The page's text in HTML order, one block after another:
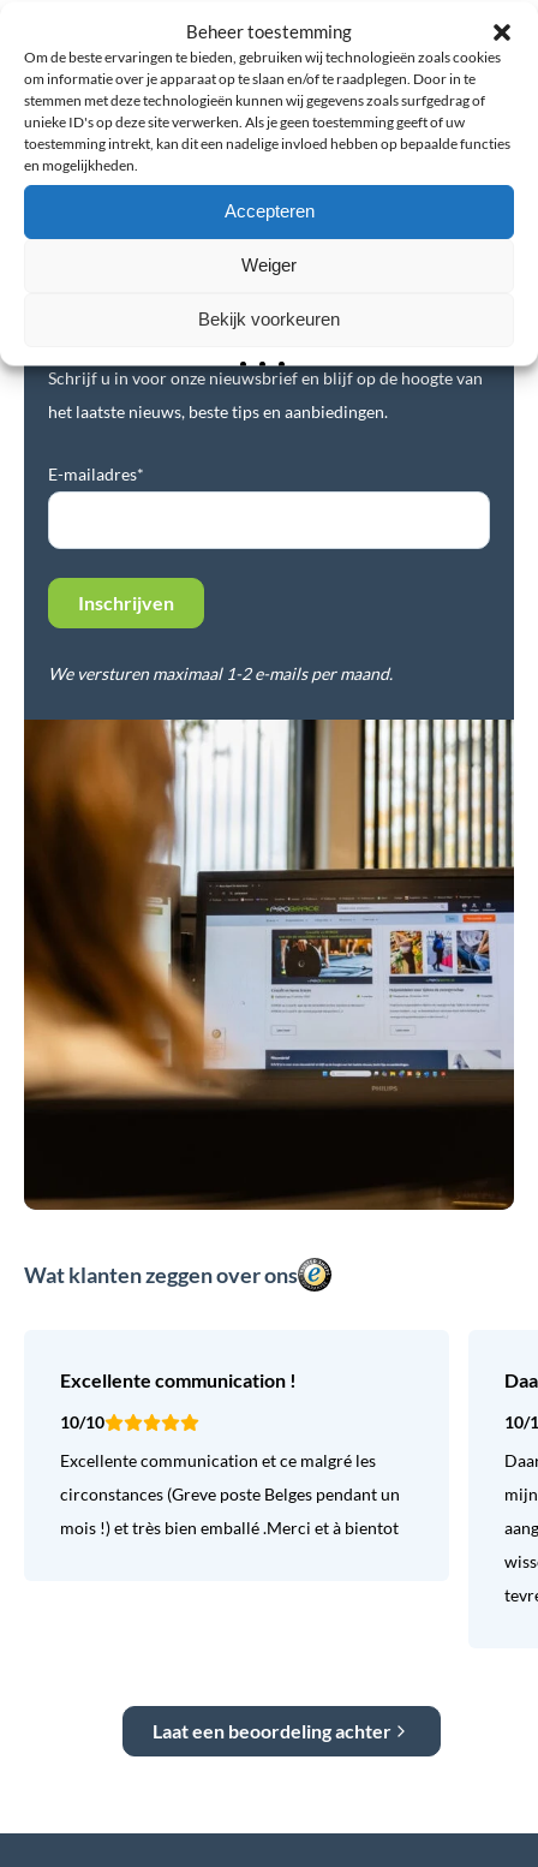
Beheer toestemming
Om de beste ervaringen te bieden, gebruiken wij technologieën zoals cookies
om informatie over je apparaat op te slaan en/of te raadplegen. Door in te
stemmen met deze technologieën kunnen wij gegevens zoals surfgedrag of
unieke ID's op deze site verwerken. Als je geen toestemming geeft of uw
toestemming intrekt, kan dit een nadelige invloed hebben op bepaalde functies
en mogelijkheden.
Accepteren
Weiger
Bekijk voorkeuren
vingerspalken kunt u makkelijk en snel online kopen op
www.probrace.nl. Twijfelt u over welke brace of spalk voor u de
beste is? Neem geheel vrijblijvend
contact op met een specialist
van ProBrace voor gratis advies. Dit kan viainfo@probrace.nlof
+31 (0)85 4011 911.
Schrijf u in voor onze nieuwsbrief en blijf op de hoogte van
het laatste nieuws, beste tips en aanbiedingen.
E-mailadres*
We versturen maximaal 1-2 e-mails per maand.
Wat klanten zeggen over ons
Excellente communication !
10/10
Excellente communication et ce malgré les
circonstances (Greve poste Belges pendant un
mois !) et très bien emballé .Merci et à bientot
10/
Laat een beoordeling achter